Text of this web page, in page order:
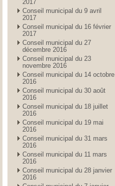
2017
Conseil municipal du 9 avril
2017
Conseil municipal du 16 février
2017
Conseil municipal du 27
décembre 2016
Conseil municipal du 23
novembre 2016
Conseil municipal du 14 octobre
2016
Conseil municipal du 30 août
2016
Conseil municipal du 18 juillet
2016
Conseil municipal du 19 mai
2016
Conseil municipal du 31 mars
2016
Conseil municipal du 11 mars
2016
Conseil municipal du 28 janvier
2016